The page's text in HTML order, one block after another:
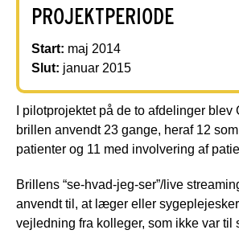
PROJEKTPERIODE
Start: maj 2014
Slut: januar 2015
I pilotprojektet på de to afdelinger blev
brillen anvendt 23 gange, heraf 12
patienter og 11 med involvering af
Brillens “se-hvad-jeg-ser”/live
anvendt til, at læger eller
vejledning fra kolleger, som ikke var til